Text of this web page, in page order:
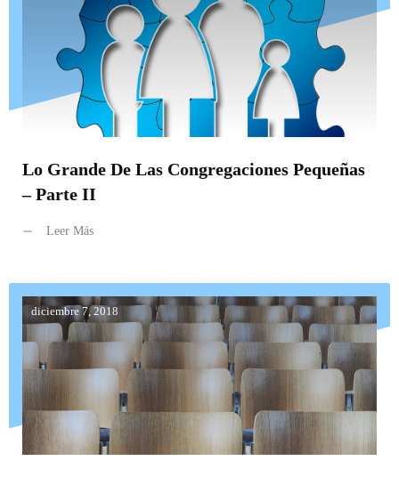
Lo Grande De Las Congregaciones Pequeñas
– Parte II
Leer Más
diciembre 7, 2018